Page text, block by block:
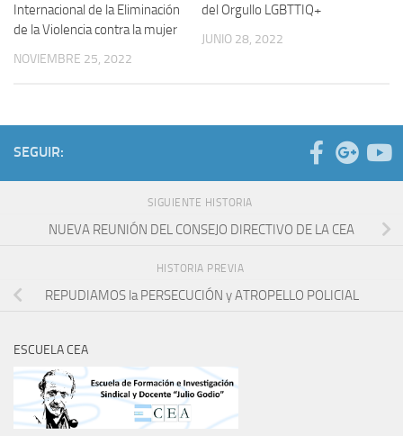
Internacional de la Eliminación
de la Violencia contra la mujer
NOVIEMBRE 25, 2022
del Orgullo LGBTTIQ+
JUNIO 28, 2022
SEGUIR:
SIGUIENTE HISTORIA
NUEVA REUNIÓN DEL CONSEJO DIRECTIVO DE LA CEA
HISTORIA PREVIA
REPUDIAMOS la PERSECUCIÓN y ATROPELLO POLICIAL
ESCUELA CEA